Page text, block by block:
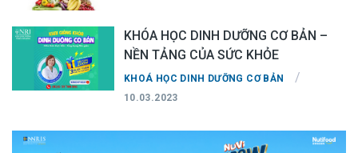
KHÓA HỌC DINH DƯỠNG CƠ BẢN –
NỀN TẢNG CỦA SỨC KHỎE
KHOÁ HỌC DINH DƯỠNG CƠ BẢN /
10.03.2023